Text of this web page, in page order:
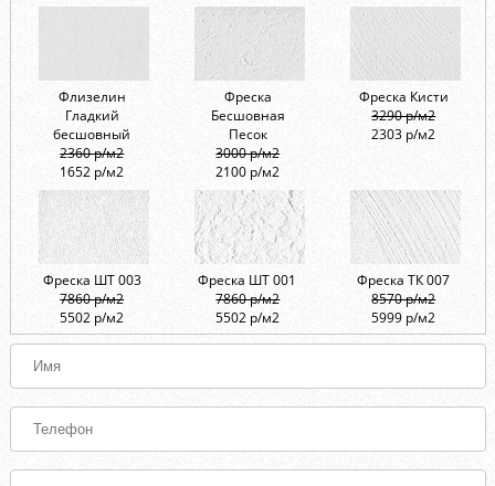
Флизелин
Гладкий
бесшовный
2360 р/м2
1652 р/м2
Фреска
Бесшовная
Песок
3000 р/м2
2100 р/м2
Фреска Кисти
3290 р/м2
2303 р/м2
Фреска ШТ 003
7860 р/м2
5502 р/м2
Фреска ШТ 001
7860 р/м2
5502 р/м2
Фреска ТК 007
8570 р/м2
5999 р/м2